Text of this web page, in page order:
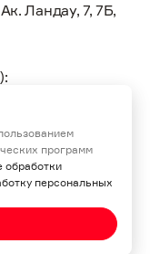
Ландау, 7, 7Б,
размещенные
программ
обработки
персональных